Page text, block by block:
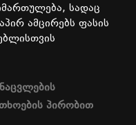
, სადაც
ამცირებს ფასის
პირობით